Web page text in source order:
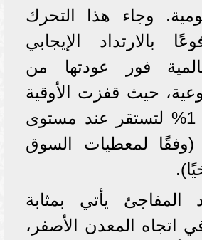
وجاء هذا التحرك
بالارتداد الإيجابي
فور عودتها من
حيث قفزت الأوقية
بنسبة تقارب 1% لتستقر عند مستوى
(وفقًا لمعطيات السوق
المفاجئ يأتي بمثابة
اتجاه المعدن الأصفر،